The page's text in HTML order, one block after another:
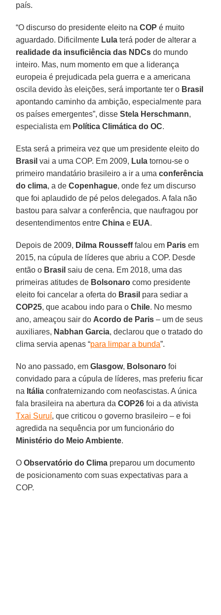
país.
“O discurso do presidente eleito naCOP é muito
aguardado. Dificilmente Lula terá poder de alterar a
realidade da insuficiência das NDCs do mundo
inteiro. Mas, num momento em que a liderança
europeia é prejudicada pela guerra e a americana
oscila devido às eleições, será importante ter o Brasil
apontando caminho da ambição, especialmente para
os países emergentes”, disseStela Herschmann,
especialista em Política Climática do OC.
Esta será a primeira vez que um presidente eleito do
Brasil vai a uma COP. Em 2009, Lula tornou-se o
primeiro mandatário brasileiro a ir a umaconferência
do clima, a deCopenhague, onde fez um discurso
que foi aplaudido de pé pelos delegados. A fala não
bastou para salvar a conferência, que naufragou por
desentendimentos entreChina e EUA.
Depois de 2009, Dilma Roussefffalou em Paris em
2015, na cúpula de líderes que abriu a COP. Desde
então o Brasil saiu de cena. Em 2018, uma das
primeiras atitudes de Bolsonaro como presidente
eleito foi cancelar a oferta do Brasil para sediar a
COP25, que acabou indo para oChile. No mesmo
ano, ameaçou sair do Acordo de Paris – um de seus
auxiliares, Nabhan Garcia, declarou que o tratado do
clima servia apenas “para limpar a bunda”.
No ano passado, em Glasgow, Bolsonaro foi
convidado para a cúpula de líderes, mas preferiu ficar
na Itália confraternizando com neofascistas. A única
fala brasileira na abertura daCOP26 foi a da ativista
Txai Suruí, que criticou o governo brasileiro – e foi
agredida na sequência por um funcionário do
Ministério do Meio Ambiente.
O Observatório do Clima preparou um documento
de posicionamento com suas expectativas para a
COP.